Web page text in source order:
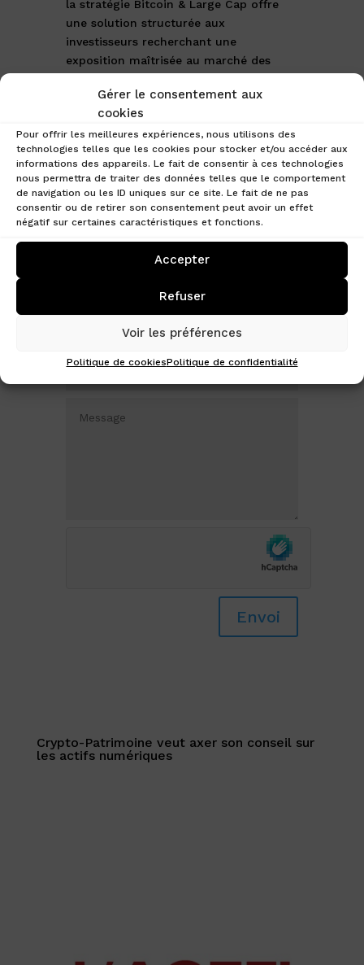
Gérer le consentement aux
cookies
Pour offrir les meilleures expériences, nous utilisons des
technologies telles que les cookies pour stocker et/ou accéder aux
informations des appareils. Le fait de consentir à ces technologies
nous permettra de traiter des données telles que le comportement
de navigation ou les ID uniques sur ce site. Le fait de ne pas
consentir ou de retirer son consentement peut avoir un effet
négatif sur certaines caractéristiques et fonctions.
Accepter
Refuser
Voir les préférences
Politique de cookiesPolitique de confidentialité
la stratégie Bitcoin & Large Cap offre
une solution structurée aux
investisseurs recherchant une
exposition maîtrisée au marché des
comporte des risques inhérents aux
crypto-actifs, elle s’adresse
particulièrement à ceux qui souhaitent
déléguer la gestion de leur portefeuille
tout en bénéficiant d’une approche
diversifiée et défensive.
PRENDRE RENDEZ
Envoi
Crypto-Patrimoine veut axer son conseil sur
les actifs numériques